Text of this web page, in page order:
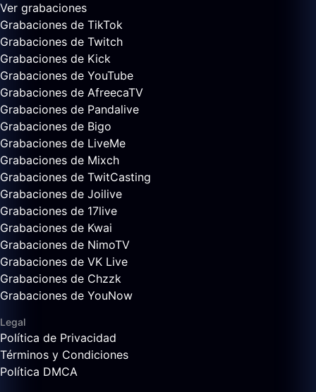
Ver grabaciones
Grabaciones de TikTok
Grabaciones de Twitch
Grabaciones de Kick
Grabaciones de YouTube
Grabaciones de AfreecaTV
Grabaciones de Pandalive
Grabaciones de Bigo
Grabaciones de LiveMe
Grabaciones de Mixch
Grabaciones de TwitCasting
Grabaciones de Joilive
Grabaciones de 17live
Grabaciones de Kwai
Grabaciones de NimoTV
Grabaciones de VK Live
Grabaciones de Chzzk
Grabaciones de YouNow
Legal
Política de Privacidad
Términos y Condiciones
Política DMCA